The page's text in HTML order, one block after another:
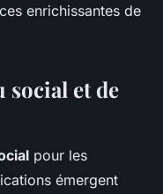
enrichissantes de
social et de
pour les
émergent